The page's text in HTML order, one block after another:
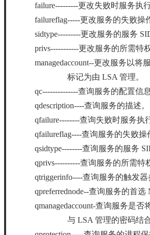
failure---------更改失败时服务执行
failureflag-----更改服务的失败操作
sidtype---------更改服务的服务 SID
privs-----------更改服务的所需特权
managedaccount--更改服务以将
标记为由 LSA 管理。
qc--------------查询服务的配置信息
qdescription----查询服务的描述。
qfailure--------查询失败时服务执行
qfailureflag----查询服务的失败操
qsidtype--------查询服务的服务
qprivs----------查询服务的所需特
qtriggerinfo----查询服务的触发器
qpreferrednode--查询服务的首选
qmanagedaccount-查询服务是否
与 LSA 管理的密码结合